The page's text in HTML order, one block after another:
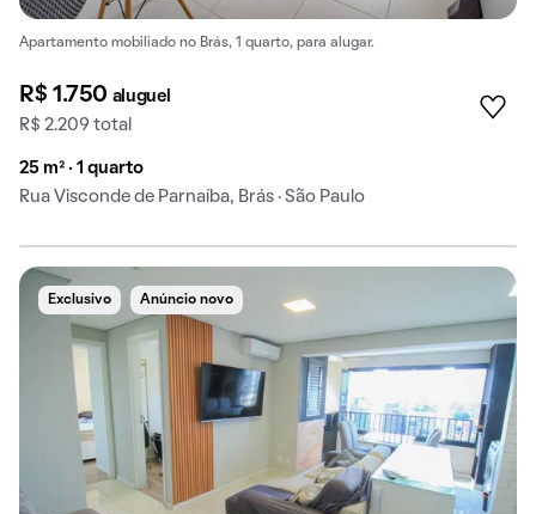
Apartamento mobiliado no Brás, 1 quarto, para alugar.
R$ 1.750 aluguel
R$ 2.209 total
25 m² · 1 quarto
Rua Visconde de Parnaíba, Brás · São Paulo
Exclusivo Anúncio novo